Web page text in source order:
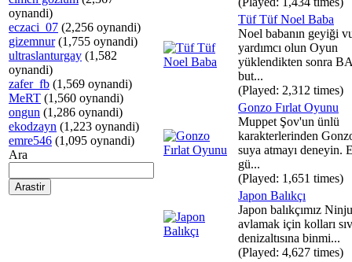
oynandi)
eczaci_07 (2,256 oynandi)
gizemnur(1,755 oynandi)
ultraslanturgay (1,582
oynandi)
zafer_fb (1,569 oynandi)
MeRT (1,560 oynandi)
ongun (1,286 oynandi)
ekodzayn (1,223 oynandi)
emre546 (1,095 oynandi)
Ara
Tüf Tüf Noel Baba
Noel babanın geyiği
yardımcı olun Oyun
yüklendikten sonra
but...
(Played: 2,312 times)
Gonzo Fırlat Oyunu
Muppet Şov'un ünlü
karakterlerinden
suya atmayı deneyin.
gü...
(Played: 1,651 times)
Japon Balıkçı
Japon balıkçımız
avlamak için kolları
denizaltısına binmi...
(Played: 4,627 times)